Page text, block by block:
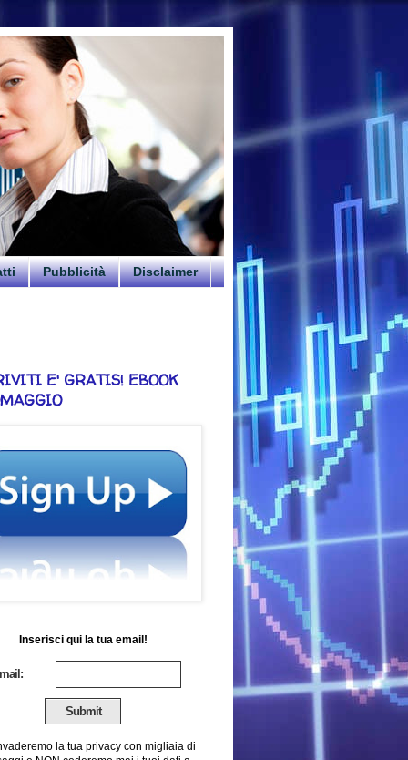
Pubblicità Disclaimer
E' GRATIS! EBOOK
Inserisci qui la tua email!
la tua privacy con migliaia di